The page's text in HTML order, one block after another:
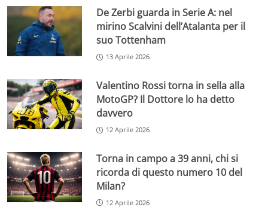
De Zerbi guarda in Serie A: nel
mirino Scalvini dell’Atalanta per il
suo Tottenham
13 Aprile 2026
Valentino Rossi torna in sella alla
MotoGP? Il Dottore lo ha detto
davvero
12 Aprile 2026
Torna in campo a 39 anni, chi si
ricorda di questo numero 10 del
Milan?
12 Aprile 2026